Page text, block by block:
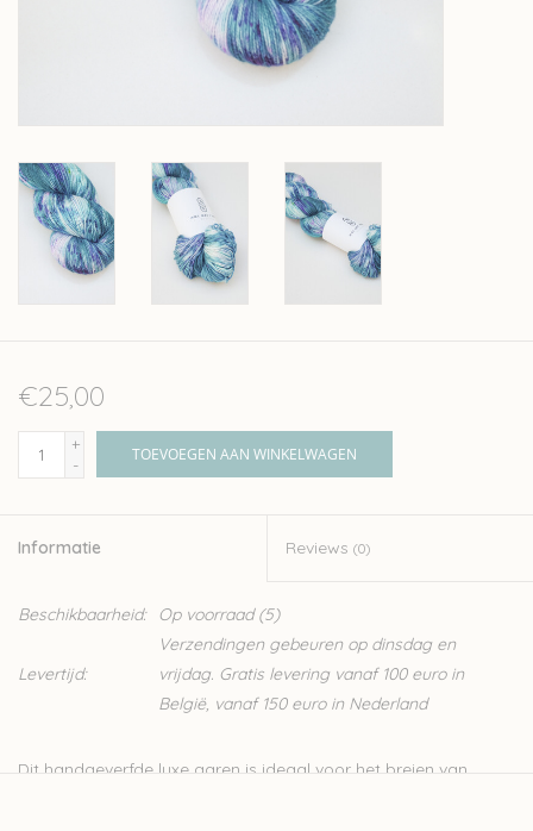
€25,00
+
-
TOEVOEGEN AAN WINKELWAGEN
Informatie Reviews (0)
Beschikbaarheid: Op voorraad(5)
Levertijd:
Verzendingen gebeuren op dinsdag en
vrijdag. Gratis levering vanaf 100 euro in
België, vanaf 150 euro in Nederland
Dit handgeverfde luxe garen is ideaal voor het breien van